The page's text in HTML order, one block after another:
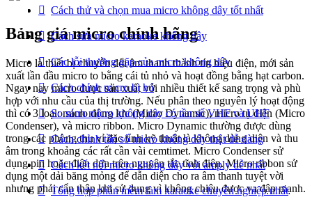
Bảng giá micro chính hãng
Micro là thiết bị chuyển đổi âm thanh thành tín hiệu điện, mới sản
xuất lần đầu micro to bằng cái tủ nhỏ và hoạt đồng bằng hạt carbon.
Ngay nay micro được sản xuất với nhiều thiết kế sang trọng và phù
hợp với nhu cầu của thị trường. Nếu phân theo nguyên lý hoạt động
thì có 3 loại: micro động lực (Micro Dynamic), micro tụ điện (Micro
Condenser), và micro ribbon. Micro Dynamic thường được dùng
trong các phòng thu vỉ đặc tính kỹ thuật là không dùng diện và thu
âm trong khoảng các rất cần vài cemtimet. Micro Condenser sử
dụng pin hoặc điện dựa trên nguyên tắc tĩnh điện. Micro ribbon sử
dụng một dải băng mỏng để dẫn diện cho ra âm thanh tuyệt vời
nhưng phải cẩn thận khi sử dụng vì không chiệu được va đập mạnh.
Cách thử và chọn mua micro không dây tốt nhất
Cách sửa micro karaoke không dây
Các lỗi thường gặp của micro không dây
Cách chỉnh micro bị hú
So sánh micro không dây có tần số VHF và UHF
Cách chỉnh tần số micro không dây thật dễ dàng
Cách kết nối micro không dây với amply dễ nhất
Tổng hợp phần mềm làm karaoke chuyên nghiệp nhất